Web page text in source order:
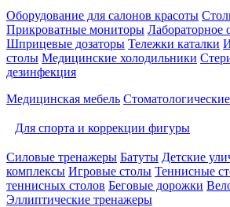
Оборудование для салонов красоты
Прикроватные мониторы Лабораторное
Шприцевые дозаторы Тележки каталки
столы Медицинские холодильники
дезинфекция
Медицинская мебель
Для спорта и коррекции фигуры
Силовые тренажеры Батуты Детские
комплексы Игровые столы Теннисные
теннисных столов Беговые дорожки
Эллиптические тренажеры